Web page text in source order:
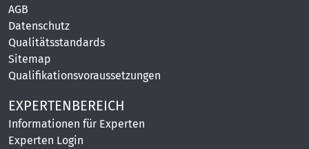
AGB
Datenschutz
Qualitätsstandards
Sitemap
Qualifikationsvoraussetzungen
EXPERTENBEREICH
Informationen für Experten
Experten Login